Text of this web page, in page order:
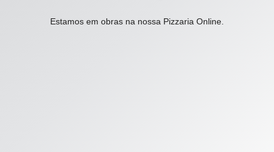
Estamos em obras na nossa Pizzaria Online.